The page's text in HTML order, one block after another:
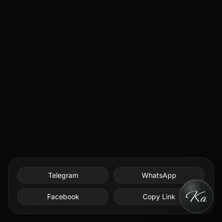
Telegram WhatsApp
Facebook Copy Link